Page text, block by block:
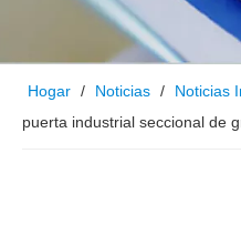
Hogar / Noticias / Noticias
puerta industrial seccional de